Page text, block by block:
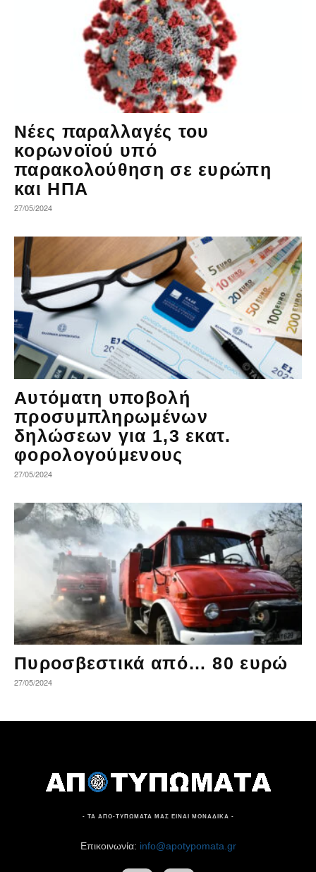
Νέες παραλλαγές του
κορωνοϊού υπό
παρακολούθηση σε ευρώπη
και ΗΠΑ
27/05/2024
Αυτόματη υποβολή
προσυμπληρωμένων
δηλώσεων για 1,3 εκατ.
φορολογούμενους
27/05/2024
Πυροσβεστικά από… 80 ευρώ
27/05/2024
- ΤΑ ΑΠΟ-ΤΥΠΩΜΑΤΑ ΜΑΣ ΕΙΝΑΙ ΜΟΝΑΔΙΚΑ -
Επικοινωνία: info@apotypomata.gr